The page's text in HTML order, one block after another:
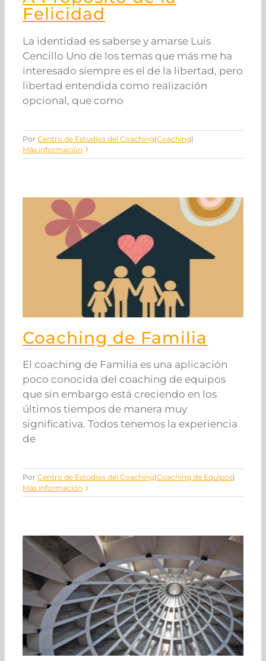
Felicidad
La identidad es saberse y amarse Luis
Cencillo Uno de los temas que más me ha
interesado siempre es el de la libertad, pero
libertad entendida como realización
opcional, que como
Por Centro de Estudios del Coaching|Coaching|
Más información
Coaching de Familia
El coaching de Familia es una aplicación
poco conocida del coaching de equipos
que sin embargo está creciendo en los
últimos tiempos de manera muy
significativa. Todos tenemos la experiencia
de
Por Centro de Estudios del Coaching|Coaching de Equipos|
Más información